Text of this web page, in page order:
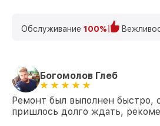
Обслуживание 100%
Богомолов Глеб
Ремонт был выполнен быстро,
пришлось долго ждать,